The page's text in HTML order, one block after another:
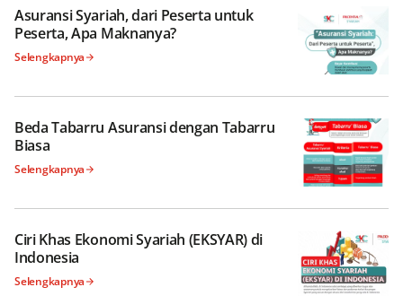
Asuransi Syariah, dari Peserta untuk
Peserta, Apa Maknanya?
Selengkapnya
Beda Tabarru Asuransi dengan Tabarru
Biasa
Selengkapnya
Ciri Khas Ekonomi Syariah (EKSYAR) di
Indonesia
Selengkapnya